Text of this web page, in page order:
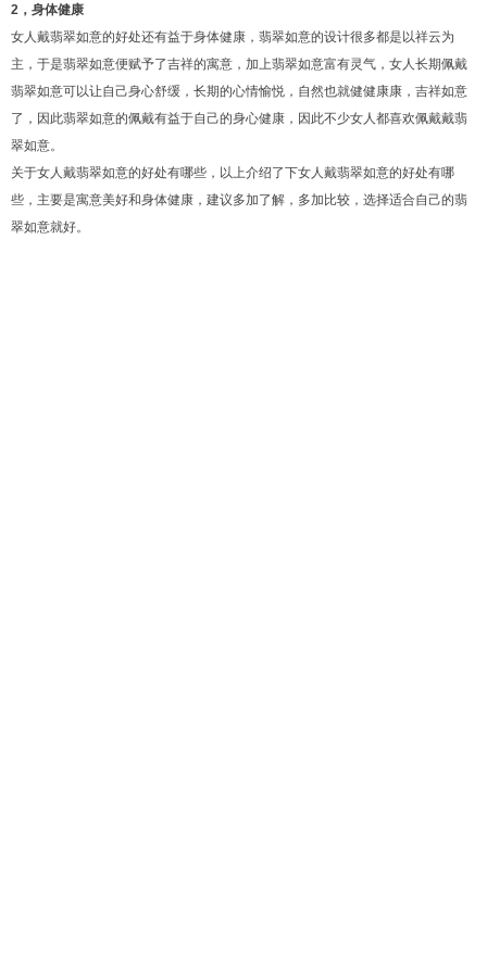
2，身体健康
女人戴翡翠如意的好处还有益于身体健康，翡翠如意的设计很多都是以祥云为
主，于是翡翠如意便赋予了吉祥的寓意，加上翡翠如意富有灵气，女人长期佩戴
翡翠如意可以让自己身心舒缓，长期的心情愉悦，自然也就健健康康，吉祥如意
了，因此翡翠如意的佩戴有益于自己的身心健康，因此不少女人都喜欢佩戴戴翡
翠如意。
关于女人戴翡翠如意的好处有哪些，以上介绍了下女人戴翡翠如意的好处有哪
些，主要是寓意美好和身体健康，建议多加了解，多加比较，选择适合自己的翡
翠如意就好。